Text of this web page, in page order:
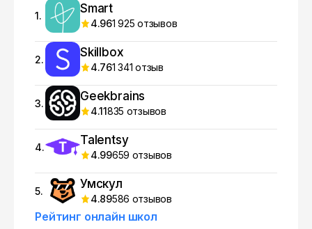
1.
Smart
4.961 925 отзывов
2.
Skillbox
4.761 341 отзыв
3.
Geekbrains
4.11835 отзывов
4.
Talentsy
4.99659 отзывов
5.
Умскул
4.89586 отзывов
Рейтинг онлайн школ